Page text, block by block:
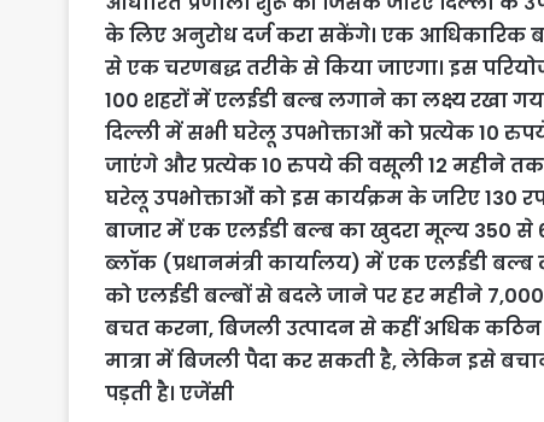
के लिए अनुरोध दर्ज करा सकेंगे। एक आधिकारिक
से एक चरणबद्ध तरीके से किया जाएगा। इस
100 शहरों में एलईडी बल्ब लगाने का लक्ष्य रखा
दिल्ली में सभी घरेलू उपभोक्ताओं को प्रत्येक 10
जाएंगे और प्रत्येक 10 रुपये की वसूली 12 महीने
घरेलू उपभोक्ताओं को इस कार्यक्रम के जरिए
बाजार में एक एलईडी बल्ब का खुदरा मूल्य 350 से
ब्लॉक (प्रधानमंत्री कार्यालय) में एक एलईडी
को एलईडी बल्बों से बदले जाने पर हर महीने
बचत करना, बिजली उत्पादन से कहीं अधिक
मात्रा में बिजली पैदा कर सकती है, लेकिन इसे
पड़ती है। एजेंसी